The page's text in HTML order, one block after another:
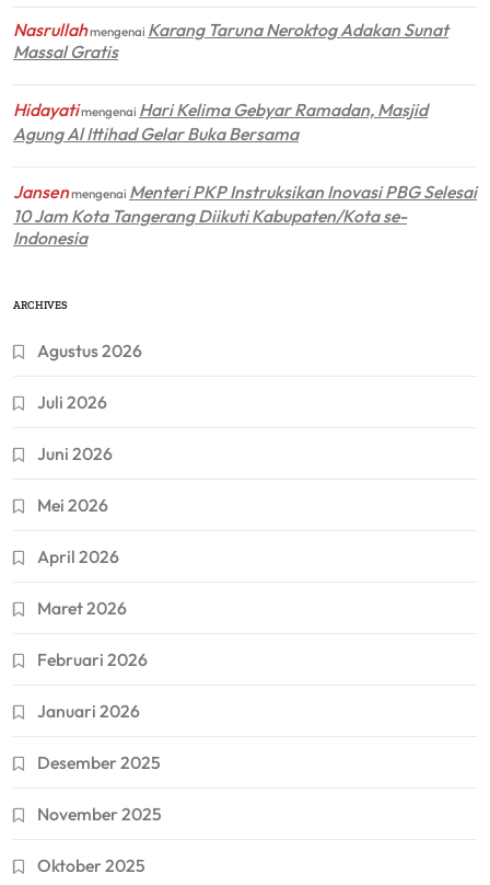
Nasrullahmengenai Karang Taruna Neroktog Adakan Sunat
Massal Gratis
Hidayatimengenai Hari Kelima Gebyar Ramadan, Masjid
Agung Al Ittihad Gelar Buka Bersama
Jansenmengenai Menteri PKP Instruksikan Inovasi PBG Selesai
10 Jam Kota Tangerang Diikuti Kabupaten/Kota se-
Indonesia
ARCHIVES
Agustus 2026
Juli 2026
Juni 2026
Mei 2026
April 2026
Maret 2026
Februari 2026
Januari 2026
Desember 2025
November 2025
Oktober 2025